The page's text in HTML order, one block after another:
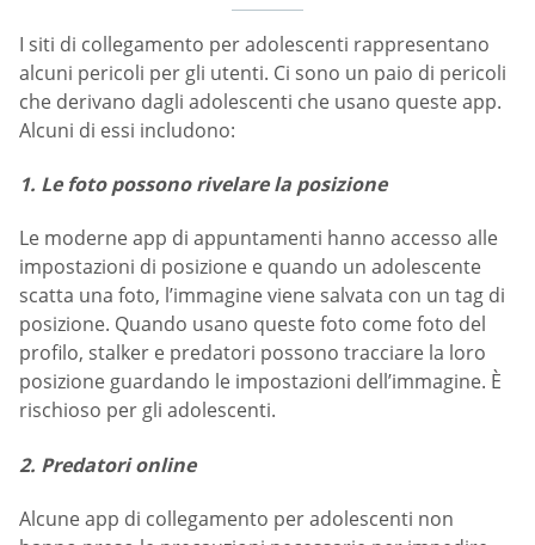
I siti di collegamento per adolescenti rappresentano
alcuni pericoli per gli utenti. Ci sono un paio di pericoli
che derivano dagli adolescenti che usano queste app.
Alcuni di essi includono:
1. Le foto possono rivelare la posizione
Le moderne app di appuntamenti hanno accesso alle
impostazioni di posizione e quando un adolescente
scatta una foto, l’immagine viene salvata con un tag di
posizione. Quando usano queste foto come foto del
profilo, stalker e predatori possono tracciare la loro
posizione guardando le impostazioni dell’immagine. È
rischioso per gli adolescenti.
2. Predatori online
Alcune app di collegamento per adolescenti non